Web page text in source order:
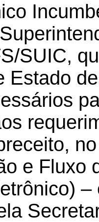
SUIC,
Estado
e Fluxo